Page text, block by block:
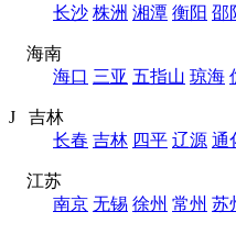
长沙 株洲 湘潭 衡阳 邵
海南
海口 三亚 五指山 琼海
J 吉林
长春 吉林 四平 辽源 通
江苏
南京 无锡 徐州 常州 苏